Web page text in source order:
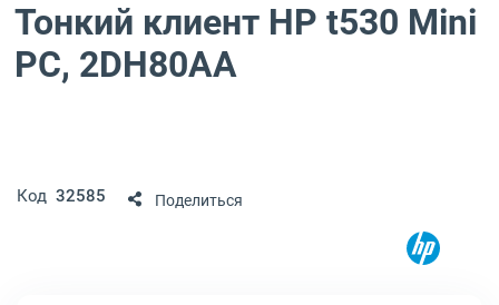
Тонкий клиент HP t530 Mini
PC, 2DH80AA
Код 32585 Поделиться